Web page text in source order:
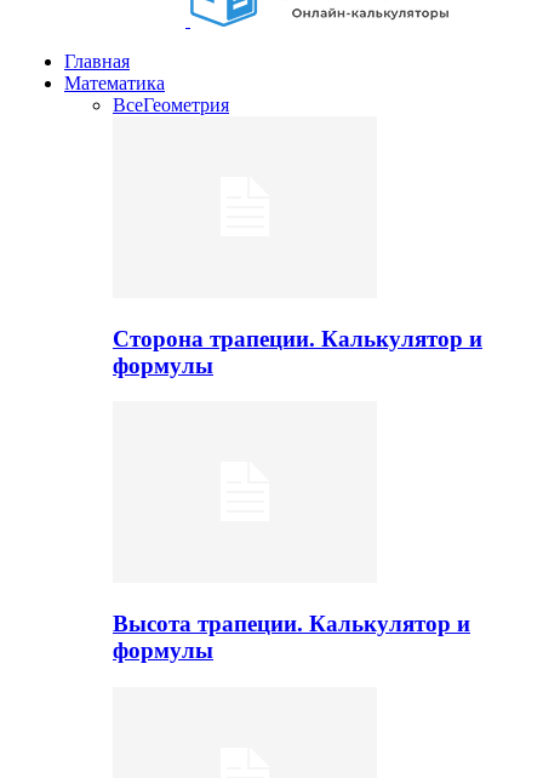
Главная
Математика
ВсеГеометрия
Сторона трапеции. Калькулятор и
формулы
Высота трапеции. Калькулятор и
формулы